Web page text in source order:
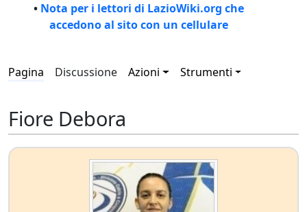
• Nota per i lettori di LazioWiki.org che
accedono al sito con un cellulare
Pagina Discussione Azioni Strumenti
Fiore Debora